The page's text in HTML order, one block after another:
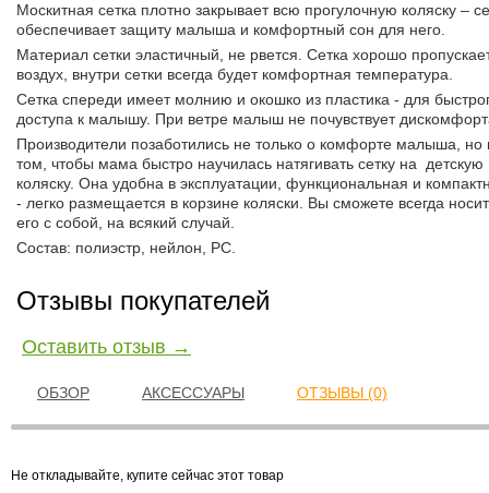
Москитная сетка плотно закрывает всю прогулочную коляску –
обеспечивает защиту малыша и комфортный сон для него.
Материал сетки эластичный, не рвется. Сетка хорошо
воздух, внутри сетки всегда будет комфортная температура.
Сетка спереди имеет молнию и окошко из пластика - для
доступа к малышу. При ветре малыш не почувствует
Производители позаботились не только о комфорте малыша, но
том, чтобы мама быстро научилась натягивать сетку на детскую
коляску. Она удобна в эксплуатации, функциональная и
- легко размещается в корзине коляски. Вы сможете всегда
его с собой, на всякий случай.
Состав: полиэстр, нейлон, PC.
Отзывы покупателей
Оставить отзыв →
ОБЗОР АКСЕССУАРЫ ОТЗЫВЫ (0)
Не откладывайте, купите сейчас этот товар